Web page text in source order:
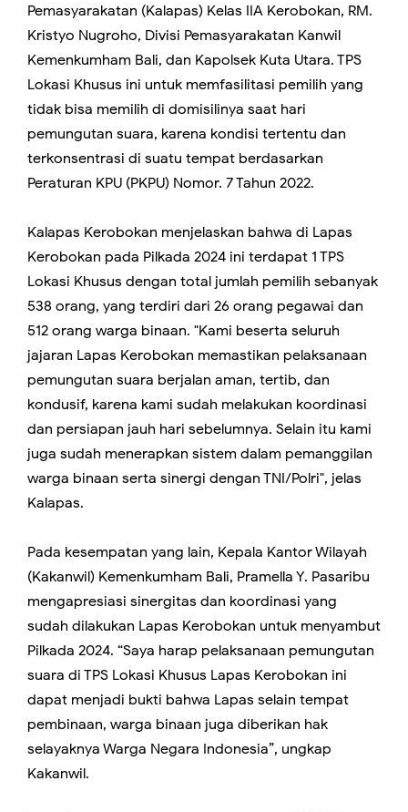
Pemasyarakatan (Kalapas) Kelas IIA Kerobokan, RM.
Kristyo Nugroho, Divisi Pemasyarakatan Kanwil
Kemenkumham Bali, dan Kapolsek Kuta Utara. TPS
Lokasi Khusus ini untuk memfasilitasi pemilih yang
tidak bisa memilih di domisilinya saat hari
pemungutan suara, karena kondisi tertentu dan
terkonsentrasi di suatu tempat berdasarkan
Peraturan KPU (PKPU) Nomor. 7 Tahun 2022.
Kalapas Kerobokan menjelaskan bahwa di Lapas
Kerobokan pada Pilkada 2024 ini terdapat 1 TPS
Lokasi Khusus dengan total jumlah pemilih sebanyak
538 orang, yang terdiri dari 26 orang pegawai dan
512 orang warga binaan. "Kami beserta seluruh
jajaran Lapas Kerobokan memastikan pelaksanaan
pemungutan suara berjalan aman, tertib, dan
kondusif, karena kami sudah melakukan koordinasi
dan persiapan jauh hari sebelumnya. Selain itu kami
juga sudah menerapkan sistem dalam pemanggilan
warga binaan serta sinergi dengan TNI/Polri", jelas
Kalapas.
Pada kesempatan yang lain, Kepala Kantor Wilayah
(Kakanwil) Kemenkumham Bali, Pramella Y. Pasaribu
mengapresiasi sinergitas dan koordinasi yang
sudah dilakukan Lapas Kerobokan untuk menyambut
Pilkada 2024. “Saya harap pelaksanaan pemungutan
suara di TPS Lokasi Khusus Lapas Kerobokan ini
dapat menjadi bukti bahwa Lapas selain tempat
pembinaan, warga binaan juga diberikan hak
selayaknya Warga Negara Indonesia”, ungkap
Kakanwil.